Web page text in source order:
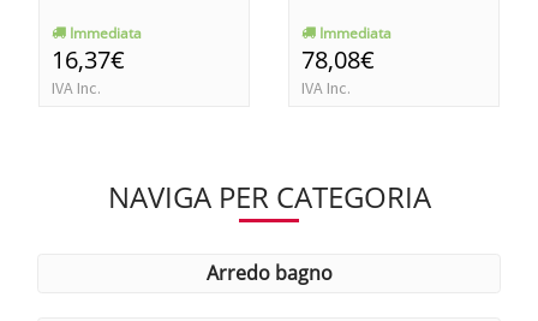
Immediata
16,37€
IVA Inc.
Immediata
78,08€
IVA Inc.
NAVIGA PER CATEGORIA
arredo bagno